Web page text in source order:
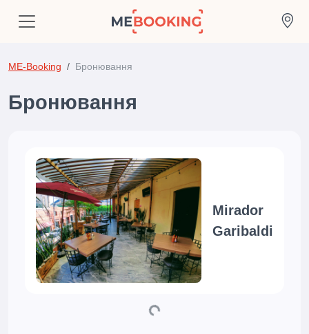
ME-Booking Бронювання
Бронювання
Mirador
Garibaldi